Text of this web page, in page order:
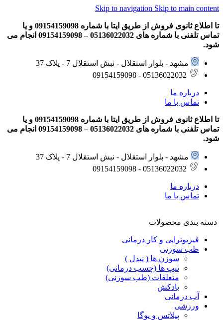
Skip to navigation Skip to main content
تا اطلاع ثانوی فروش از طریق ایتا با شماره 09154159098 و یا
تماس تلفنی با شماره های 05136022032 – 09154159098 انجام می
شود.
مشهد - بلوار استقلال - نبش استقلال 7 - پلاک 37
05136022032 - 09154159098
درباره ما
تماس با ما
تا اطلاع ثانوی فروش از طریق ایتا با شماره 09154159098 و یا
تماس تلفنی با شماره های 05136022032 – 09154159098 انجام می
شود.
مشهد - بلوار استقلال - نبش استقلال 7 - پلاک 37
05136022032 - 09154159098
درباره ما
تماس با ما
دسته بندی محصولات
فیزیوتراپی و کار درمانی
طب سوزنی
سوزن ها ( نیدل )
تیپ ها (چسب درمانی)
متعلقات (طب سوزنی)
بادکش
آب درمانی
ورزشی
پیلاتس و یوگا